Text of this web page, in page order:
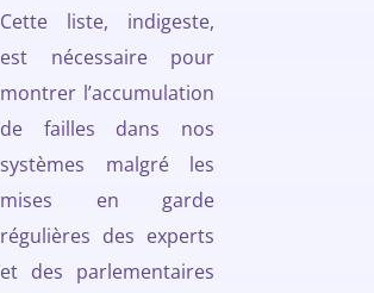
Cette liste, indigeste,
est nécessaire pour
montrer l’accumulation
de failles dans nos
systèmes malgré les
mises en garde
régulières des experts
et des parlementaires